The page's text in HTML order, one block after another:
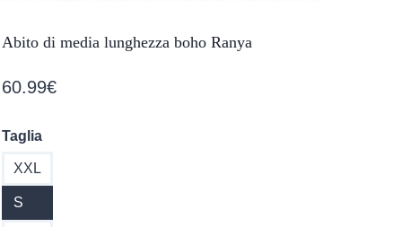
Abito di media lunghezza boho Ranya
60.99€
Taglia
XXL
S